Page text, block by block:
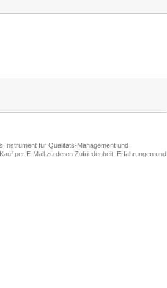
Instrument für Qualitäts-Management und
per E-Mail zu deren Zufriedenheit, Erfahrungen und